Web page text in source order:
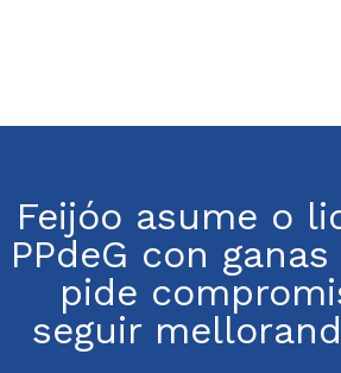
Feijóo asume o
PPdeG con
pide
seguir